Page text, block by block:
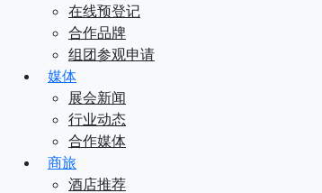
在线预登记
合作品牌
组团参观申请
媒体
展会新闻
行业动态
合作媒体
商旅
酒店推荐